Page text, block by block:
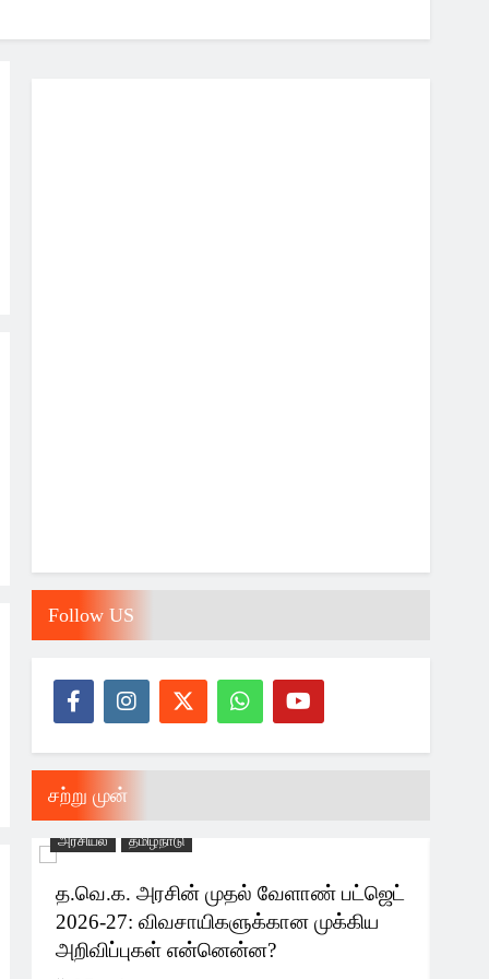
Follow US
சற்று முன்
அரசியல் தமிழ்நாடு
த.வெ.க. அரசின் முதல் வேளாண் பட்ஜெட்
2026-27: விவசாயிகளுக்கான முக்கிய
அறிவிப்புகள் என்னென்ன?